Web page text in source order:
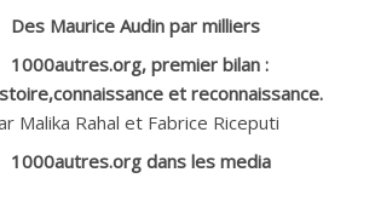
Ahmed dit le Coiffeur
Mohamed
Des Maurice Audin par milliers
1000autres.org, premier bilan :
et reconnaissance.
Malika Rahal et Fabrice Riceputi
1000autres.org dans les media